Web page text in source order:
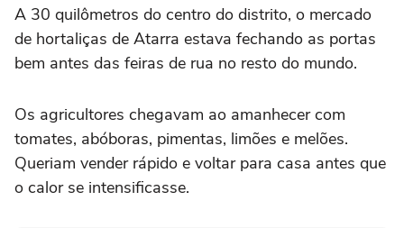
A 30 quilômetros do centro do distrito, o mercado
de hortaliças de Atarra estava fechando as portas
bem antes das feiras de rua no resto do mundo.
Os agricultores chegavam ao amanhecer com
tomates, abóboras, pimentas, limões e melões.
Queriam vender rápido e voltar para casa antes que
o calor se intensificasse.